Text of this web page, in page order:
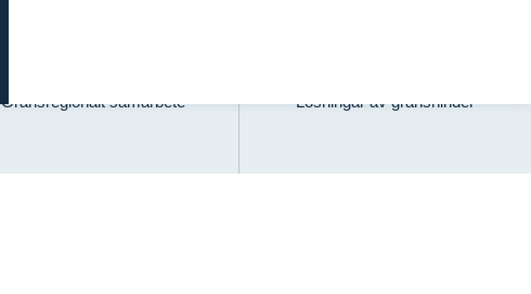
Gränsregionalt samarbete Lösningar av gränshinder